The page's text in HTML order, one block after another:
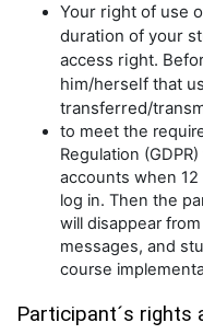
Your right of use
duration of your
access right.
him/herself that
transferred/
to meet the
Regulation
accounts when
log in. Then the
will disappear
messages, and
course
Participant´s rights